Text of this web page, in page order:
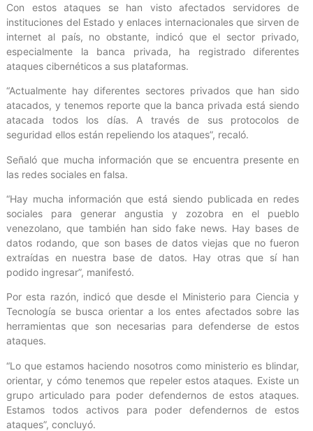
Con estos ataques se han visto afectados servidores de
instituciones del Estado y enlaces internacionales que sirven de
internet al país, no obstante, indicó que el sector privado,
especialmente la banca privada, ha registrado diferentes
ataques cibernéticos a sus plataformas.
“Actualmente hay diferentes sectores privados que han sido
atacados, y tenemos reporte que la banca privada está siendo
atacada todos los días. A través de sus protocolos de
seguridad ellos están repeliendo los ataques”, recaló.
Señaló que mucha información que se encuentra presente en
las redes sociales en falsa.
“Hay mucha información que está siendo publicada en redes
sociales para generar angustia y zozobra en el pueblo
venezolano, que también han sido fake news. Hay bases de
datos rodando, que son bases de datos viejas que no fueron
extraídas en nuestra base de datos. Hay otras que sí han
podido ingresar”, manifestó.
Por esta razón, indicó que desde el Ministerio para Ciencia y
Tecnología se busca orientar a los entes afectados sobre las
herramientas que son necesarias para defenderse de estos
ataques.
“Lo que estamos haciendo nosotros como ministerio es blindar,
orientar, y cómo tenemos que repeler estos ataques. Existe un
grupo articulado para poder defendernos de estos ataques.
Estamos todos activos para poder defendernos de estos
ataques”, concluyó.